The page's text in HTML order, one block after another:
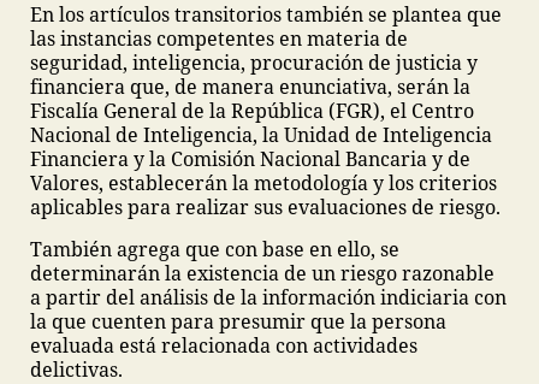
En los artículos transitorios también se plantea que
las instancias competentes en materia de
seguridad, inteligencia, procuración de justicia y
financiera que, de manera enunciativa, serán la
Fiscalía General de la República (FGR), el Centro
Nacional de Inteligencia, la Unidad de Inteligencia
Financiera y la Comisión Nacional Bancaria y de
Valores, establecerán la metodología y los criterios
aplicables para realizar sus evaluaciones de riesgo.
También agrega que con base en ello, se
determinarán la existencia de un riesgo razonable
a partir del análisis de la información indiciaria con
la que cuenten para presumir que la persona
evaluada está relacionada con actividades
delictivas.